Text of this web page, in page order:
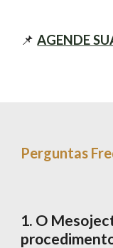
📌AGENDE
Perguntas
1. O